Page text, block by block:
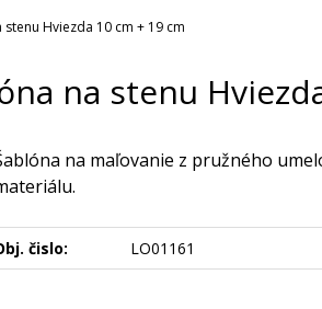
stenu Hviezda 10 cm + 19 cm
na stenu
na maľovanie z pružného
čislo: LO01161